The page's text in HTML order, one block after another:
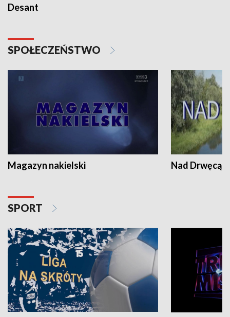
Desant
SPOŁECZEŃSTWO
Magazyn nakielski Nad Drwęcą
SPORT